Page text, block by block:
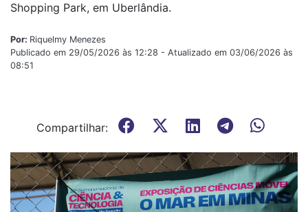
Shopping Park, em Uberlândia.
Por: Riquelmy Menezes
Publicado em 29/05/2026 às 12:28 - Atualizado em 03/06/2026 às
08:51
Compartilhar: